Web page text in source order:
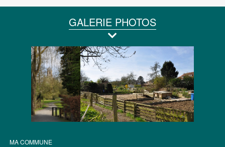
GALERIE PHOTOS
MA COMMUNE